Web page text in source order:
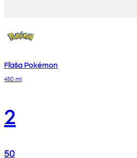
Fľaša Pokémon
450 ml
2
50